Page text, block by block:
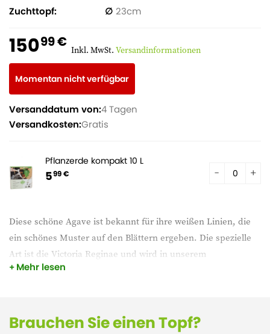
Diese schöne Agave ist bekannt für ihre weißen Linien, die
ein schönes Muster auf den Blättern ergeben. Die spezielle
Art ist die Victoria Reginae und wird in unserem
Wohnzimmer nicht viel größer werden. Tipp: Wenn Sie diese
Mehr lesen
Zuchttopf
23
15099 € Inkl. MwSt. Versandinformationen
Momentan nicht verfügbar
Versanddatum von:4 Tagen
Versandkosten:Gratis
Pflanzerde kompakt 10 L
599 €
Brauchen Sie einen Topf?